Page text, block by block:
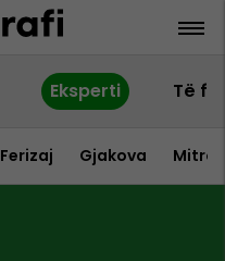
Eksperti Të
Ferizaj Gjakova